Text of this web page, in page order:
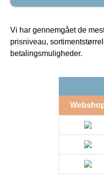
Vi har gennemgået de
prisniveau,
betalingsmuligheder.